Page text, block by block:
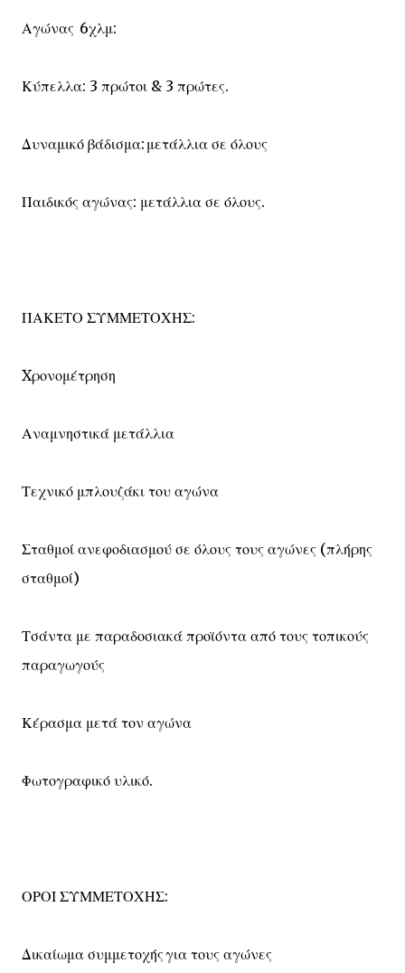
Αγώνας 6χλμ:
Κύπελλα: 3 πρώτοι & 3 πρώτες.
Δυναμικό βάδισμα: μετάλλια σε όλους
Παιδικός αγώνας: μετάλλια σε όλους.
ΠΑΚΕΤΟ ΣΥΜΜΕΤΟΧΗΣ:
Xρονομέτρηση
Αναμνηστικά μετάλλια
Τεχνικό μπλουζάκι του αγώνα
Σταθμοί ανεφοδιασμού σε όλους τους αγώνες (πλήρης
σταθμοί)
Τσάντα με παραδοσιακά προϊόντα από τους τοπικούς
παραγωγούς
Κέρασμα μετά τον αγώνα
Φωτογραφικό υλικό.
ΟΡΟΙ ΣΥΜΜΕΤΟΧΗΣ:
Δικαίωμα συμμετοχής για τους αγώνες